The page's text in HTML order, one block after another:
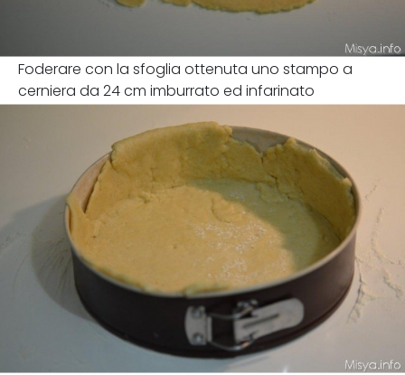
Foderare con la sfoglia ottenuta uno stampo a
cerniera da 24 cm imburrato ed infarinato